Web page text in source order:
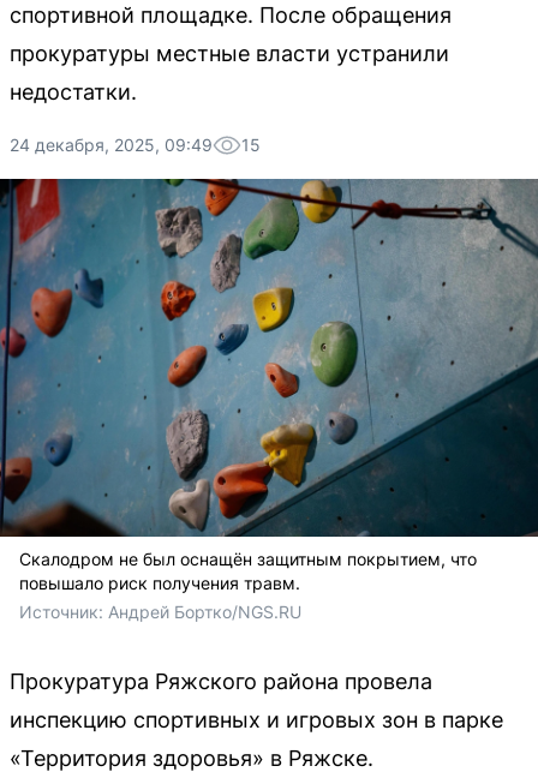
спортивной площадке. После обращения
прокуратуры местные власти устранили
недостатки.
24 декабря, 2025, 09:49 15
Скалодром не был оснащён защитным покрытием, что
повышало риск получения травм.
Источник: Андрей Бортко/NGS.RU
Прокуратура Ряжского района провела
инспекцию спортивных и игровых зон в парке
«Территория здоровья» в Ряжске.